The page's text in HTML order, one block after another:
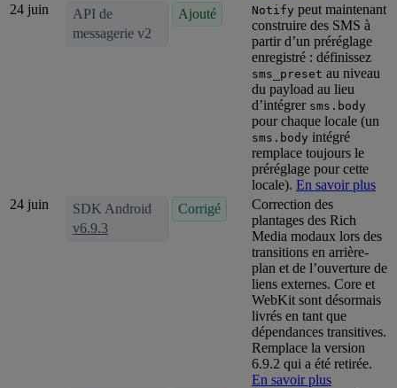
24 juin
API de
messagerie v2
Ajouté Notify peut maintenant
construire des SMS à
partir d’un préréglage
enregistré : définissez
sms_preset au niveau
du payload au lieu
d’intégrer sms.body
pour chaque locale (un
sms.body intégré
remplace toujours le
préréglage pour cette
locale). En savoir plus
24 juin
SDK Android
v6.9.3
Corrigé
Correction des
plantages des Rich
Media modaux lors des
transitions en arrière-
plan et de l’ouverture de
liens externes. Core et
WebKit sont désormais
livrés en tant que
dépendances transitives.
Remplace la version
6.9.2 qui a été retirée.
En savoir plus